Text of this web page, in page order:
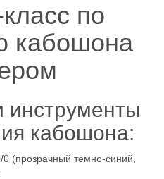
по
кабошона
кабошона:
(прозрачный темно-синий,